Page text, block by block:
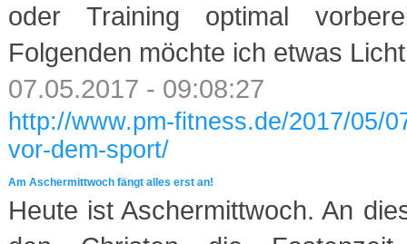
oder Training optimal
Folgenden möchte ich etwas
07.05.2017 - 09:08:27
http://www.pm-fitness.de/2017/05/
vor-dem-sport/
Am Aschermittwoch fängt alles erst an!
Heute ist Aschermittwoch. An